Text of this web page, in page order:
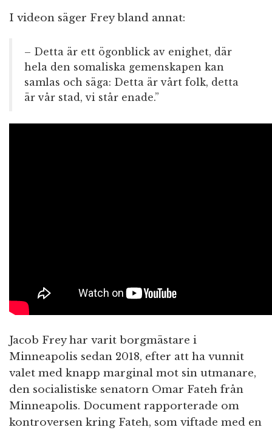
I videon säger Frey bland annat:
– Detta är ett ögonblick av enighet, där
hela den somaliska gemenskapen kan
samlas och säga: Detta är vårt folk, detta
är vår stad, vi står enade.”
Jacob Frey har varit borgmästare i
Minneapolis sedan 2018, efter att ha vunnit
valet med knapp marginal mot sin utmanare,
den socialistiske senatorn Omar Fateh från
Minneapolis. Document rapporterade om
kontroversen kring Fateh, som viftade med en